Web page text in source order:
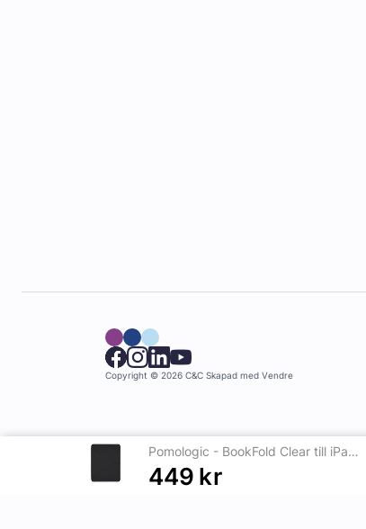
Pomologic - BookFold Clear till iPad Pro 13 (M4/M5) - Clear/Svart
449 kr
Copyright © 2026 C&C Skapad med Vendre